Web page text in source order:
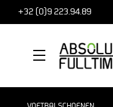
+32 (0)9 223.94.89
MENU